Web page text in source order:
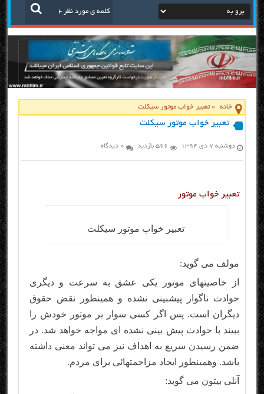
خانه »تعبیر خواب موتور سیکلت
تعبیر خواب موتور سیکلت
دوشنبه ۷ دی ۱۳۹۴ 566 بازدید 0 دیدگاه
تعبیر خواب موتور
تعبیر خواب موتور سیکلت
مولف می گوید:
از خاصیتهای موتور یکی عشق به سرعت و دیگری
حوادث ناگوار پیشبینی نشده و همینطور نقض حقوق
دیگران است. پس اگر کسی سوار بر موتور خودش را
ببیند با حوادث پیش بینی نشده ای مواجه خواهد شد. در
ضمن رسیدن سریع به اهداف نیز می تواند معنی داشته
باشد. وهمینطور ایجاد مزاحمتهائی برای مردم.
آنلی بیتون می گوید: